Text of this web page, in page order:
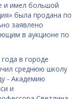
и имел большой
была продана по
заявлено
в аукционе по
в городе
среднюю школу
- Академию
и